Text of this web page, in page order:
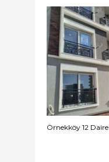
Örnekköy 12 Daire